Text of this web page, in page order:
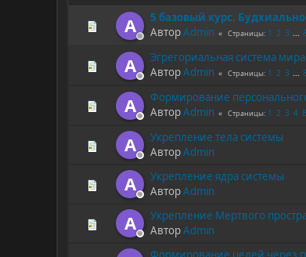
A
5 базовый курс.
АвторAdmin Страницы 1 2 3 ... 8
A
Эгрегориальная система
АвторAdmin Страницы 1 2 3 ... 8
A
Формирование
АвторAdmin Страницы 1 2 3 4
A
Укрепление тела системы
АвторAdmin
A
Укрепление ядра системы
АвторAdmin
A
Укрепление Мертвого
АвторAdmin